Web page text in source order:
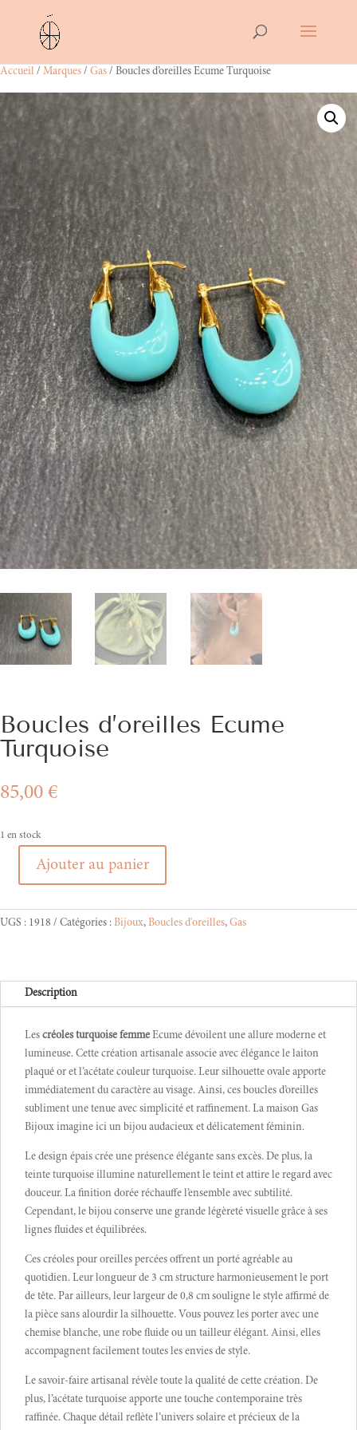
Accueil / Marques / Gas / Boucles d’oreilles Ecume Turquoise
Boucles d’oreilles Ecume
Turquoise
85,00 €
1 en stock
Boucles
d'oreilles
Ajouter au panier
UGS : 1918 Catégories : Bijoux, Boucles d'oreilles, Gas
Description
Les créoles turquoise femme Ecume dévoilent une allure moderne et
lumineuse. Cette création artisanale associe avec élégance le laiton
plaqué or et l’acétate couleur turquoise. Leur silhouette ovale apporte
immédiatement du caractère au visage. Ainsi, ces boucles d’oreilles
subliment une tenue avec simplicité et raffinement. La maison Gas
Bijoux imagine ici un bijou audacieux et délicatement féminin.
Le design épais crée une présence élégante sans excès. De plus, la
teinte turquoise illumine naturellement le teint et attire le regard avec
douceur. La finition dorée réchauffe l’ensemble avec subtilité.
Cependant, le bijou conserve une grande légèreté visuelle grâce à ses
lignes fluides et équilibrées.
Ces créoles pour oreilles percées offrent un porté agréable au
quotidien. Leur longueur de 3 cm structure harmonieusement le port
de tête. Par ailleurs, leur largeur de 0,8 cm souligne le style affirmé de
la pièce sans alourdir la silhouette. Vous pouvez les porter avec une
chemise blanche, une robe fluide ou un tailleur élégant. Ainsi, elles
accompagnent facilement toutes les envies de style.
Le savoir-faire artisanal révèle toute la qualité de cette création. De
plus, l’acétate turquoise apporte une touche contemporaine très
raffinée. Chaque détail reflète l’univers solaire et précieux de la